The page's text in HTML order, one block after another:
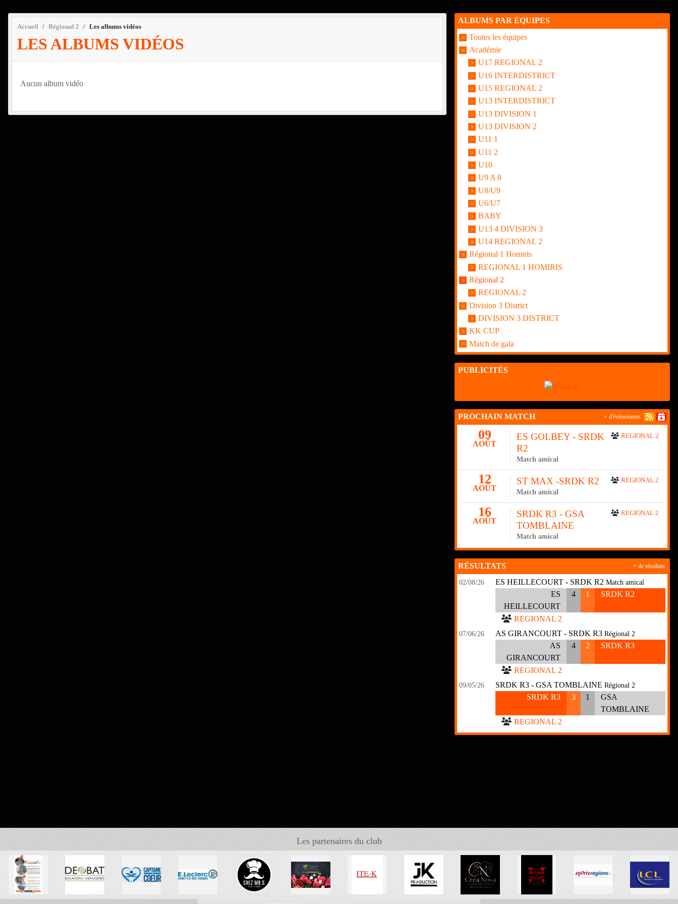
Accueil Régional 2 Les albums vidéos
LES ALBUMS VIDÉOS
Aucun album vidéo
ALBUMS PAR ÉQUIPES
Toutes les équipes
Académie
U17 REGIONAL 2
U16 INTERDISTRICT
U15 REGIONAL 2
U13 INTERDISTRICT
U13 DIVISION 1
U13 DIVISION 2
U11 1
U11 2
U10
U9 A 8
U8/U9
U6/U7
BABY
U13 4 DIVISION 3
U14 REGIONAL 2
Régional 1 Homiris
REGIONAL 1 HOMIRIS
Régional 2
REGIONAL 2
Division 3 District
DIVISION 3 DISTRICT
KK CUP
Match de gala
PUBLICITÉS
PROCHAIN MATCH
09
AOÛT
REGIONAL 2
ES GOLBEY - SRDK
R2
Match amical
12
AOÛT
REGIONAL 2
ST MAX -SRDK R2
Match amical
16
AOÛT
REGIONAL 2
SRDK R3 - GSA
TOMBLAINE
Match amical
+ d'évènements
RÉSULTATS
02/08/26 ES HEILLECOURT - SRDK R2 Match amical
ES
HEILLECOURT
4 1 SRDK R2
REGIONAL 2
07/06/26 AS GIRANCOURT - SRDK R3 Régional 2
AS
GIRANCOURT
4 2 SRDK R3
REGIONAL 2
09/05/26 SRDK R3 - GSA TOMBLAINE Régional 2
SRDK R3 3 1
GSA
TOMBLAINE
REGIONAL 2
+ de résultats
Les partenaires du club